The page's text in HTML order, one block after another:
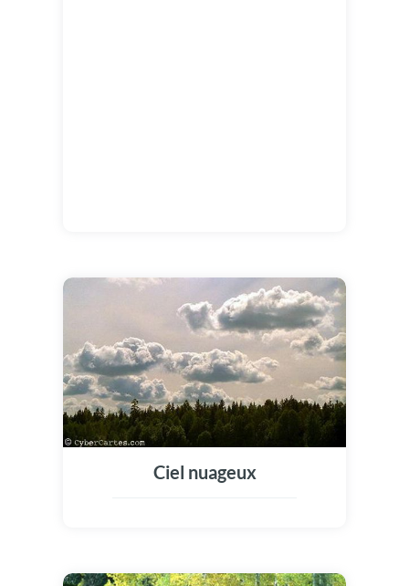
Ciel nuageux